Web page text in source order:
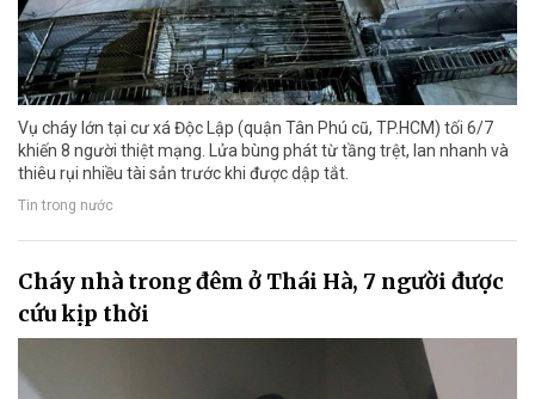
Vụ cháy lớn tại cư xá Độc Lập (quận Tân Phú cũ, TP.HCM) tối 6/7
khiến 8 người thiệt mạng. Lửa bùng phát từ tầng trệt, lan nhanh và
thiêu rụi nhiều tài sản trước khi được dập tắt.
Tin trong nước
Cháy nhà trong đêm ở Thái Hà, 7 người được
cứu kịp thời